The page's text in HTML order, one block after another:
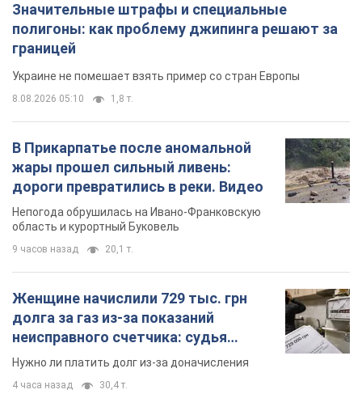
Значительные штрафы и специальные
полигоны: как проблему джипинга решают за
границей
Украине не помешает взять пример со стран Европы
8.08.2026 05:10 1,8 т.
В Прикарпатье после аномальной
жары прошел сильный ливень:
дороги превратились в реки. Видео
Непогода обрушилась на Ивано-Франковскую
область и курортный Буковель
9 часов назад 20,1 т.
Женщине начислили 729 тыс. грн
долга за газ из-за показаний
неисправного счетчика: судья
вынес неожиданное решение
Нужно ли платить долг из-за доначисления
4 часа назад 30,4 т.